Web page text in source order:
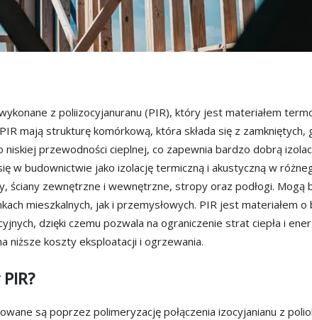
z poliizocyjanuranu (PIR), który jest materiałem
mają strukturę komórkową, która składa się z zamkniętych,
niskiej przewodności cieplnej, co zapewnia bardzo dobrą
w budownictwie jako izolację termiczną i akustyczną w
ściany zewnętrzne i wewnętrzne, stropy oraz podłogi. Mogą
mieszkalnych, jak i przemysłowych. PIR jest materiałem o
dzięki czemu pozwala na ograniczenie strat ciepła i
niższe koszty eksploatacji i ogrzewania.
są poprzez polimeryzację połączenia izocyjanianu z